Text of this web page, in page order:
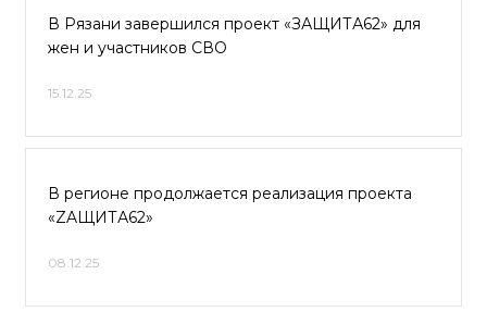
В Рязани завершился проект «ЗАЩИТА62» для
жен и участников СВО
15.12.25
В регионе продолжается реализация проекта
«ZAЩИТА62»
08.12.25